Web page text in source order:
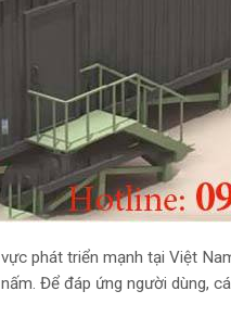
phát triển mạnh tại Việt
Để đáp ứng người dùng,